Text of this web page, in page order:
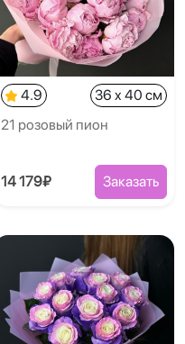
4.9
36 x 40 см
21 розовый пион
14 179₽ Заказать